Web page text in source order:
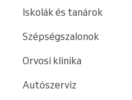
Iskolák és tanárok
Szépségszalonok
Orvosi klinika
Autószerviz